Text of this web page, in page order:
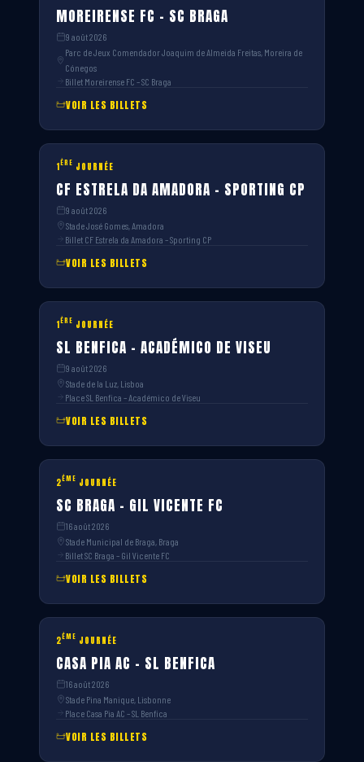
MOREIRENSE FC – SC BRAGA
9 août 2026
Parc de Jeux Comendador Joaquim de Almeida Freitas, Moreira de
Cónegos
Billet Moreirense FC – SC Braga
VOIR LES BILLETS
1ÈRE JOURNÉE
CF ESTRELA DA AMADORA – SPORTING CP
9 août 2026
Stade José Gomes, Amadora
Billet CF Estrela da Amadora – Sporting CP
VOIR LES BILLETS
1ÈRE JOURNÉE
SL BENFICA – ACADÉMICO DE VISEU
9 août 2026
Stade de la Luz, Lisboa
Place SL Benfica – Académico de Viseu
VOIR LES BILLETS
2ÈME JOURNÉE
SC BRAGA – GIL VICENTE FC
16 août 2026
Stade Municipal de Braga, Braga
Billet SC Braga – Gil Vicente FC
VOIR LES BILLETS
2ÈME JOURNÉE
CASA PIA AC – SL BENFICA
16 août 2026
Stade Pina Manique, Lisbonne
Place Casa Pia AC – SL Benfica
VOIR LES BILLETS